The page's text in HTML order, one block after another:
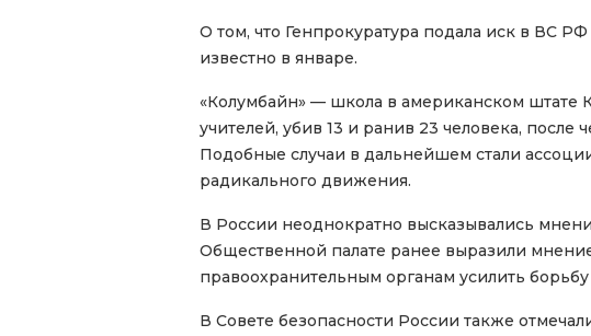
О том, что Генпрокуратура подала иск в ВС
известно в январе.
«Колумбайн» — школа в американском штате
учителей, убив 13 и ранив 23 человека,
Подобные случаи в дальнейшем стали
радикального движения.
В России неоднократно высказывались
Общественной палате ранее выразили
правоохранительным органам усилить
В Совете безопасности России также